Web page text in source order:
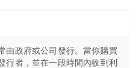
由政府或公司發行。當你購買
行者，並在一段時間內收到利